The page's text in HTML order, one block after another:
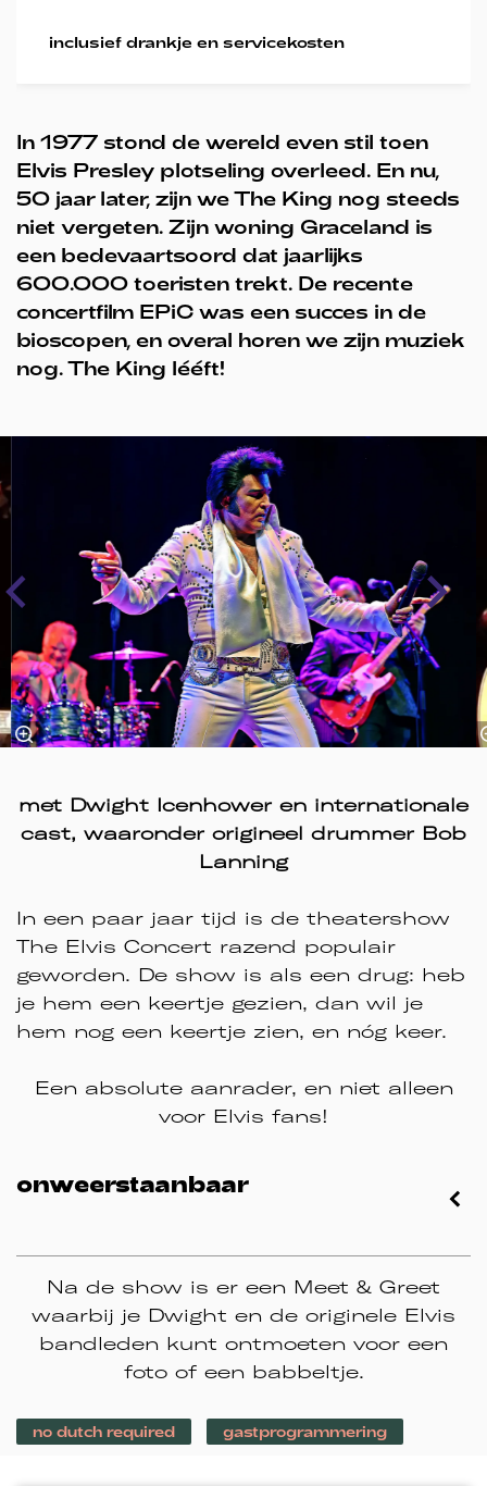
inclusief drankje en servicekosten
In 1977 stond de wereld even stil toen
Elvis Presley plotseling overleed. En nu,
50 jaar later, zijn we The King nog steeds
niet vergeten. Zijn woning Graceland is
een bedevaartsoord dat jaarlijks
600.000 toeristen trekt. De recente
concertfilm EPiC was een succes in de
bioscopen, en overal horen we zijn muziek
nog. The King lééft!
met Dwight Icenhower en internationale
cast, waaronder origineel drummer Bob
Lanning
In een paar jaar tijd is de theatershow
The Elvis Concert razend populair
geworden. De show is als een drug: heb
je hem een keertje gezien, dan wil je
hem nog een keertje zien, en nóg keer.
Een absolute aanrader, en niet alleen
voor Elvis fans!
onweerstaanbaar
Na de show is er een Meet & Greet
waarbij je Dwight en de originele Elvis
bandleden kunt ontmoeten voor een
foto of een babbeltje.
no dutch required gastprogrammering